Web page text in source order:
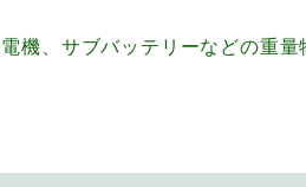
、サブバッテリーなどの重